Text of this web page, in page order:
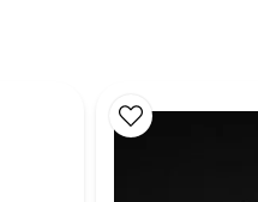
för jämn och
för att följa däckets